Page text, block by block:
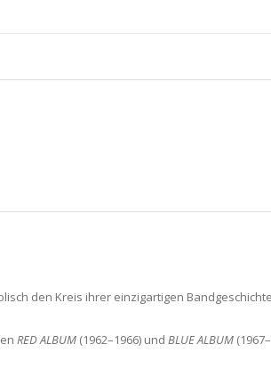
den Kreis ihrer einzigartigen
RED ALBUM (1962–1966) und BLUE ALBUM